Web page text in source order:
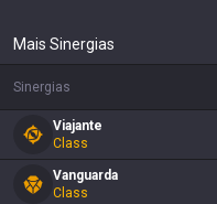
Mais Sinergias
Sinergias
Viajante
Class
Vanguarda
Class